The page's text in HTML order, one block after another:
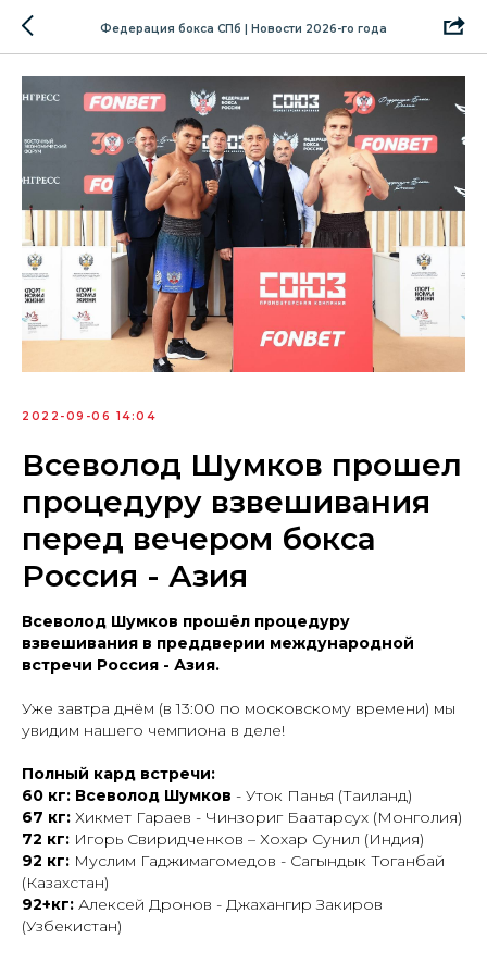
Федерация бокса СПб | Новости 2026-го года
2022-09-06 14:04
Всеволод Шумков прошел
процедуру взвешивания
перед вечером бокса
Россия - Азия
Всеволод Шумков прошёл процедуру
взвешивания в преддверии международной
встречи Россия - Азия.
Уже завтра днём (в 13:00 по московскому времени) мы
увидим нашего чемпиона в деле!
Полный кард встречи:
60 кг: Всеволод Шумков - Уток Панья (Таиланд)
67 кг: Хикмет Гараев - Чинзориг Баатарсух (Монголия)
72 кг: Игорь Свиридченков – Хохар Сунил (Индия)
92 кг: Муслим Гаджимагомедов - Сагындык Тоганбай
(Казахстан)
92+кг: Алексей Дронов - Джахангир Закиров
(Узбекистан)